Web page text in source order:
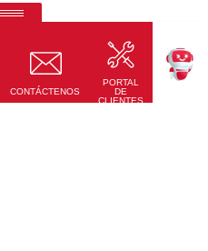
CONTÁCTENOS
PORTAL
DE
CLIENTES